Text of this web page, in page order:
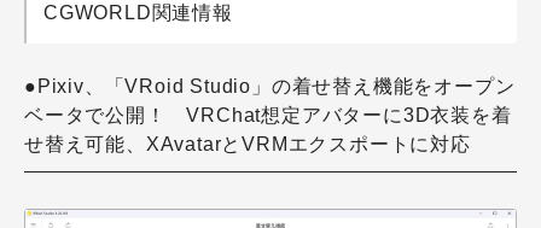
CGWORLD関連情報
●Pixiv、「VRoid Studio」の着せ替え機能をオープン
ベータで公開！ VRChat想定アバターに3D衣装を着
せ替え可能、XAvatarとVRMエクスポートに対応